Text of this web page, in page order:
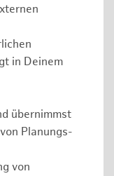
in Deinem
übernimmst
Planungs-
von